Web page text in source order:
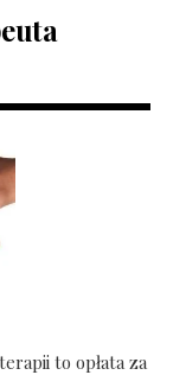
to opłata za